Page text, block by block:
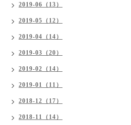
2019-06（13）
2019-05（12）
2019-04（14）
2019-03（20）
2019-02（14）
2019-01（11）
2018-12（17）
2018-11（14）